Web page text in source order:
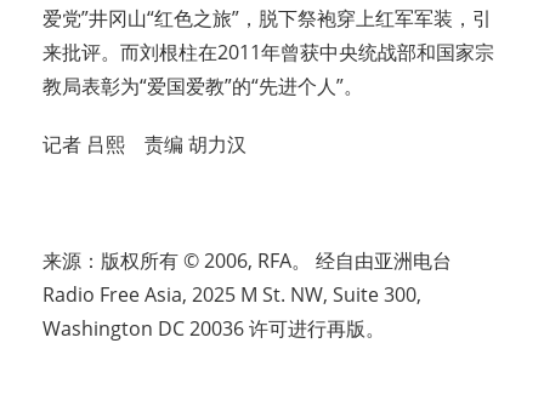
爱党”井冈山“红色之旅”，脱下祭袍穿上红军军装，引
来批评。而刘根柱在2011年曾获中央统战部和国家宗
教局表彰为“爱国爱教”的“先进个人”。
记者 吕熙 责编 胡力汉
来源：版权所有 © 2006, RFA。 经自由亚洲电台
Radio Free Asia, 2025 M St. NW, Suite 300,
Washington DC 20036 许可进行再版。